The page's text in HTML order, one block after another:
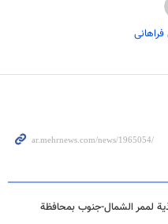
لممر الشمال-جنوب بمحافظة